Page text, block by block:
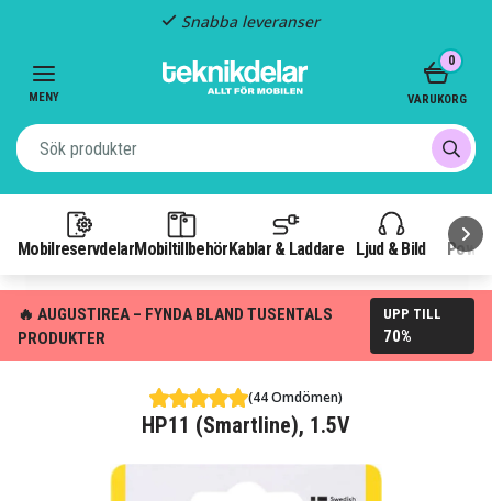
Snabba leveranser
MENY
MobilreservdelarMobiltillbehör Kablar & Laddare Ljud & Bild
0
VARUKORG
🔥 AUGUSTIREA – FYNDA BLAND TUSENTALS
PRODUKTER
UPP TILL
70%
(44 Omdömen)
HP11 (Smartline), 1.5V